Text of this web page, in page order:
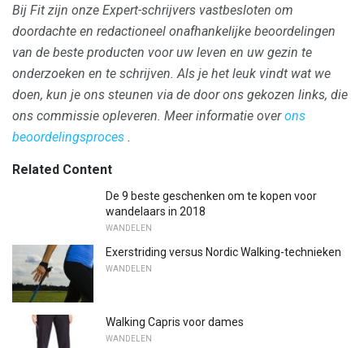
Bij Fit zijn onze Expert-schrijvers vastbesloten om
doordachte en redactioneel onafhankelijke beoordelingen
van de beste producten voor uw leven en uw gezin te
onderzoeken en te schrijven. Als je het leuk vindt wat we
doen, kun je ons steunen via de door ons gekozen links, die
ons commissie opleveren. Meer informatie overons
beoordelingsproces .
Related Content
De 9 beste geschenken om te kopen voor
wandelaars in 2018
WANDELEN
Exerstriding versus Nordic Walking-technieken
WANDELEN
Walking Capris voor dames
WANDELEN